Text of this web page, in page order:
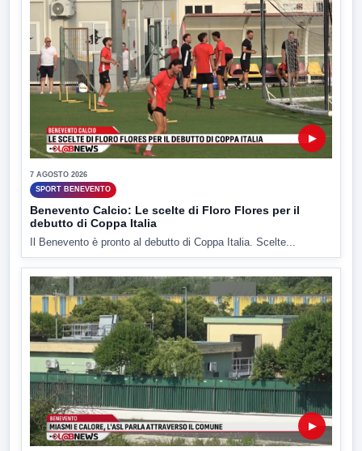
▶
7 AGOSTO 2026
SPORT BENEVENTO
Benevento Calcio: Le scelte di Floro Flores per il
debutto di Coppa Italia
Il Benevento è pronto al debutto di Coppa Italia. Scelte...
▶